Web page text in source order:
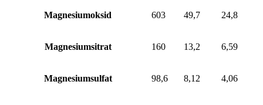
Magnesiumoksid 603 49,7 24,8
Magnesiumsitrat 160 13,2 6,59
Magnesiumsulfat 98,6 8,12 4,06